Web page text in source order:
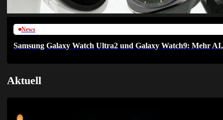
News
Samsung Galaxy Watch Ultra2 und Galaxy Watch9: Mehr
Aktuell